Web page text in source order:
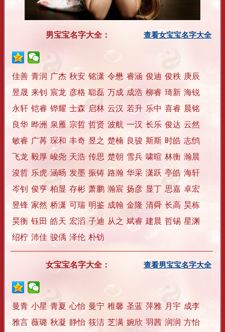
查看女宝宝名字大全
男宝宝名字大全：
佳善 青润 广杰 秋安 铭潇 令懋 睿涵 俊迪 俊秩 庚辰
昱晟 来钊 宸龙 彦格 聪磊 万成 成浩 柳睿 琦新 海锐
永轩 铠睿 铧耀 士森 启林 云汉 若升 乐中 喜睿 晨铭
良华 晔洲 泉雁 宗哲 哲贤 波航 一汉 长乐 俊达 云然
敏睿 广苒 琛和 丰奇 昱之 楚楠 良骏 斯斯 时皓 志鸻
飞龙 毅厚 峻尧 天浩 传思 楚朝 雪兵 啸暄 林衡 瀚晨
浚哲 乐虎 涵旸 发墨 振铸 路瀚 华采 潇跃 亭皓 海轩
岑钊 俊亨 柏显 存彬 萧鹏 瀚宸 扬彦 显丁 思嘉 卓宏
昱锋 家然 桥潇 可瑞 明鉴 成翰 金隆 清舜 长高 昊栋
昊衡 钰田 皓天 宏滔 子迪 从之 斌睿 建晨 哲锡 星渊
绍柠 沛佳 骏偊 泽伦 朴钫
查看男宝宝名字大全
女宝宝名字大全：
曼青 小星 青夏 心怡 曼宁 稚馨 圣蓝 萍雅 月宇 成李
雅言 薇璐 秋凝 静怡 筱洁 芝满 婉欣 羽茜 润润 方怡